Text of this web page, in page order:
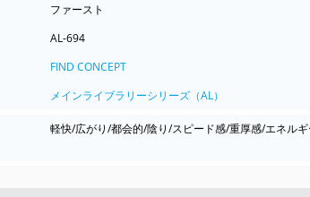
ファースト
AL-694
FIND CONCEPT
メインライブラリーシリーズ（AL）
軽快/広がり/都会的/陰り/スピード感/重厚感/エネルギ